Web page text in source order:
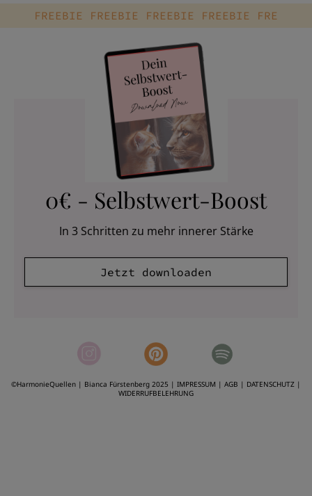
FREEBIE FREEBIE FREEBIE FREEBIE FRE
0€ - Selbstwert-Boost
In 3 Schritten zu mehr innerer Stärke
Jetzt downloaden
©HarmonieQuellen | Bianca Fürstenberg 2025 | IMPRESSUM | AGB | DATENSCHUTZ |
WIDERRUFBELEHRUNG